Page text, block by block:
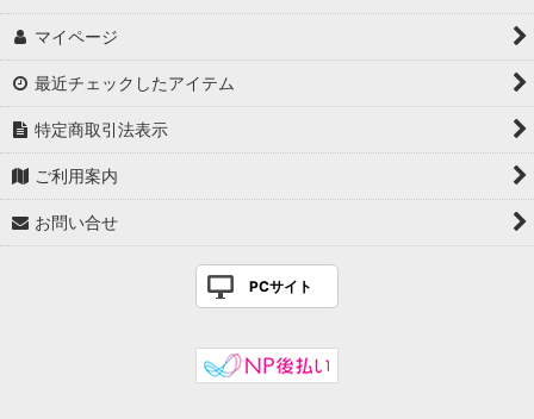
スパイス・調味料
熊ノ屋
シロップ
プーアール/烏龍/紅/白
マイページ
最近チェックしたアイテム
特定商取引法表示
ご利用案内
お問い合せ
PCサイト